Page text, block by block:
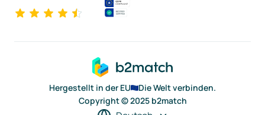
Hergestellt in der EU
Die Welt verbinden.
Copyright © 2025 b2match